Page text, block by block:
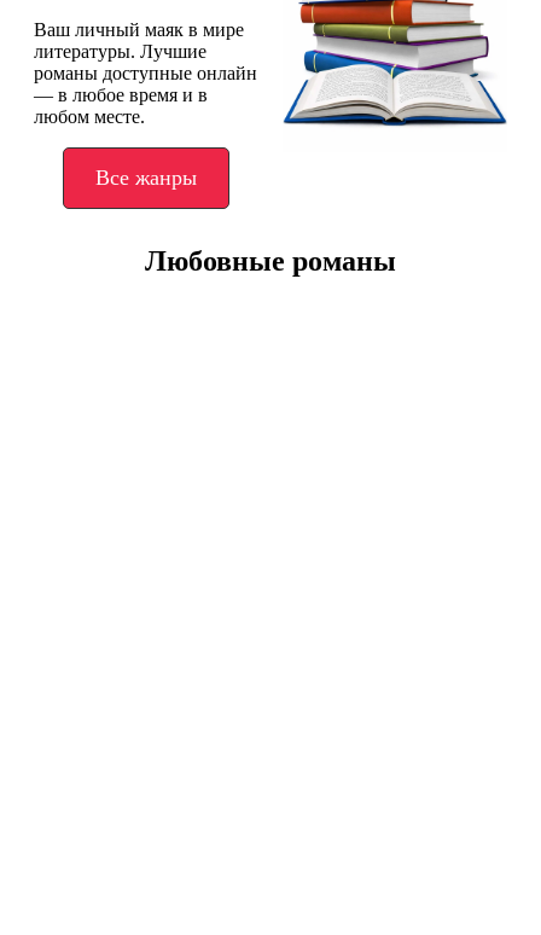
Ваш личный маяк в мире
литературы. Лучшие
романы доступные онлайн
— в любое время и в
любом месте.
Все жанры
Любовные романы